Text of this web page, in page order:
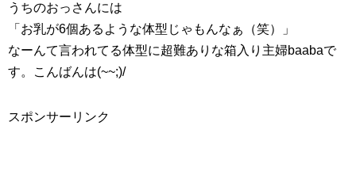
うちのおっさんには
「お乳が6個あるような体型じゃもんなぁ（笑）」
なーんて言われてる体型に超難ありな箱入り主婦baabaで
す。こんばんは(~~;)/
スポンサーリンク